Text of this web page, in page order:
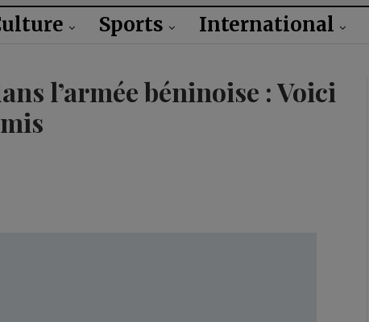
Sports International
l’armée béninoise : Voici